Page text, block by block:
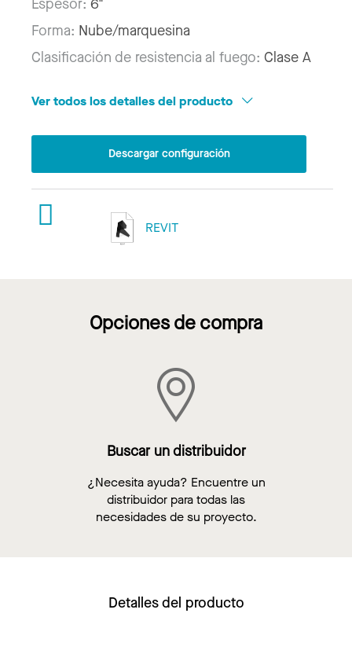
Espesor: 6"
Forma: Nube/marquesina
Clasificación de resistencia al fuego: Clase A
Ver todos los detalles del producto
Descargar configuración
REVIT
Opciones de compra
Buscar un distribuidor
¿Necesita ayuda? Encuentre un
distribuidor para todas las
necesidades de su proyecto.
Detalles del producto